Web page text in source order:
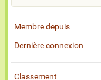
Membre depuis
Dernière connexion
Classement